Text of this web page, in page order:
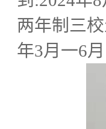
两年制三
年3月一6月